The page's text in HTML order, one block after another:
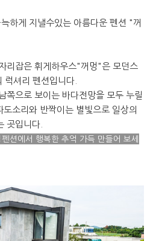
하게 지낼수있는 아름다운 펜션 "꺼
리잡은 휘게하우스"꺼멍"은 모던스
럭셔리 펜션입니다.
쪽으로 보이는 바다전망을 모두 누릴
소리와 반짝이는 별빛으로 일상의
곳입니다.
션에서 행복한 추억 가득 만들어 보세